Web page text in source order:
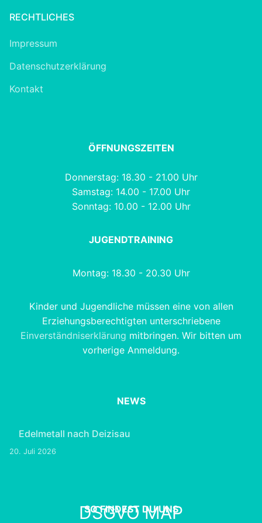
RECHTLICHES
Impressum
Datenschutzerklärung
Kontakt
ÖFFNUNGSZEITEN
Donnerstag: 18.30 - 21.00 Uhr
Samstag: 14.00 - 17.00 Uhr
Sonntag: 10.00 - 12.00 Uhr
JUGENDTRAINING
Montag: 18.30 - 20.30 Uhr
Kinder und Jugendliche müssen eine von allen
Erziehungsberechtigten unterschriebene
Einverständniserklärung mitbringen. Wir bitten um
vorherige Anmeldung.
NEWS
Edelmetall nach Deizisau
20. Juli 2026
SO FINDEST DU UNS
DSGVO MAP